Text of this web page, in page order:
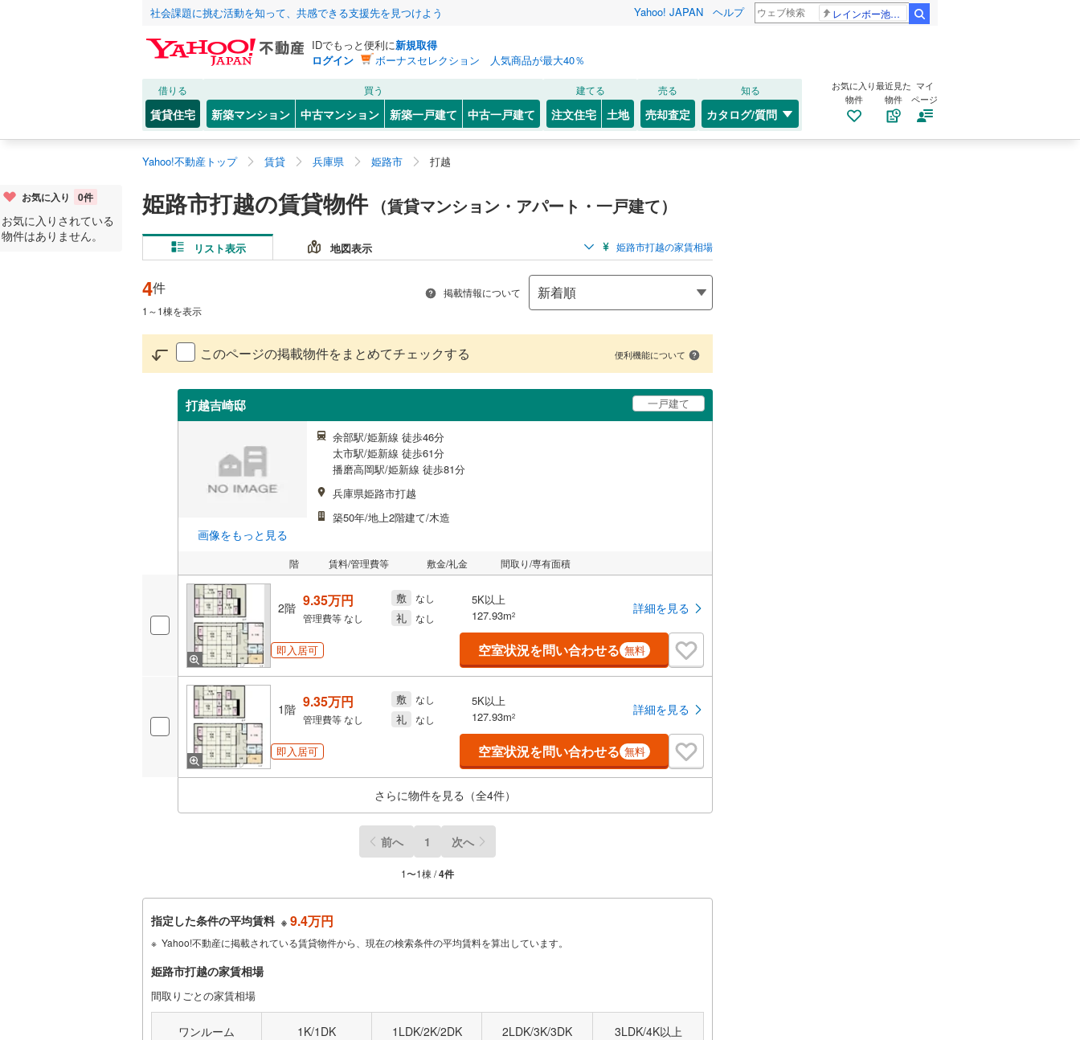
社会課題に挑む活動を知って、共感できる支援先を見つけよう Yahoo! JAPAN ヘルプ レインボー池田 佐藤佳奈アナ
IDでもっと便利に新規取得
ログイン
ボーナスセレクション 人気商品が最大40％
借りる
賃貸住宅
買う
新築マンション 中古マンション 新築一戸建て 中古一戸建て
建てる
注文住宅 土地
売る
売却査定
知る
カタログ/質問
お気に入り
物件
最近見た
物件
マイ
ページ
Yahoo!不動産トップ 賃貸 兵庫県 姫路市 打越
姫路市打越の賃貸物件 （賃貸マンション・アパート・一戸建て）
リスト表示 地図表示 姫路市打越の家賃相場
4件
1 ～1棟を表示
掲載情報について
このページの掲載物件をまとめてチェックする 便利機能について
打越吉崎邸 一戸建て
画像をもっと見る
余部駅/姫新線 徒歩46分
太市駅/姫新線 徒歩61分
播磨高岡駅/姫新線 徒歩81分
兵庫県姫路市打越
築50年/地上2階建て/木造
階 賃料/管理費等 敷金/礼金 間取り/専有面積
2階 9.35万円
管理費等なし
敷 なし
礼 なし
5K以上
127.93m2 詳細を見る
即入居可 空室状況を問い合わせる 無料
1階 9.35万円
管理費等なし
敷 なし
礼 なし
5K以上
127.93m2 詳細を見る
即入居可 空室状況を問い合わせる 無料
さらに物件を見る（全4件）
前へ 1 次へ
1〜1棟 /4件
指定した条件の平均賃料 ※ 9.4万円
Yahoo!不動産に掲載されている賃貸物件から、現在の検索条件の平均賃料を算出しています。
姫路市打越の家賃相場
間取りごとの家賃相場
ワンルーム 1K/1DK 1LDK/2K/2DK 2LDK/3K/3DK 3LDK/4K以上
お気に入り 0件
お気に入りされている
物件はありません。